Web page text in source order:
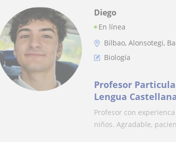
Diego
En línea
Bilbao, Alonsotegi,
Biología
Profesor
Lengua
Flauta, Violín
Profesor con
niños. Agradable,